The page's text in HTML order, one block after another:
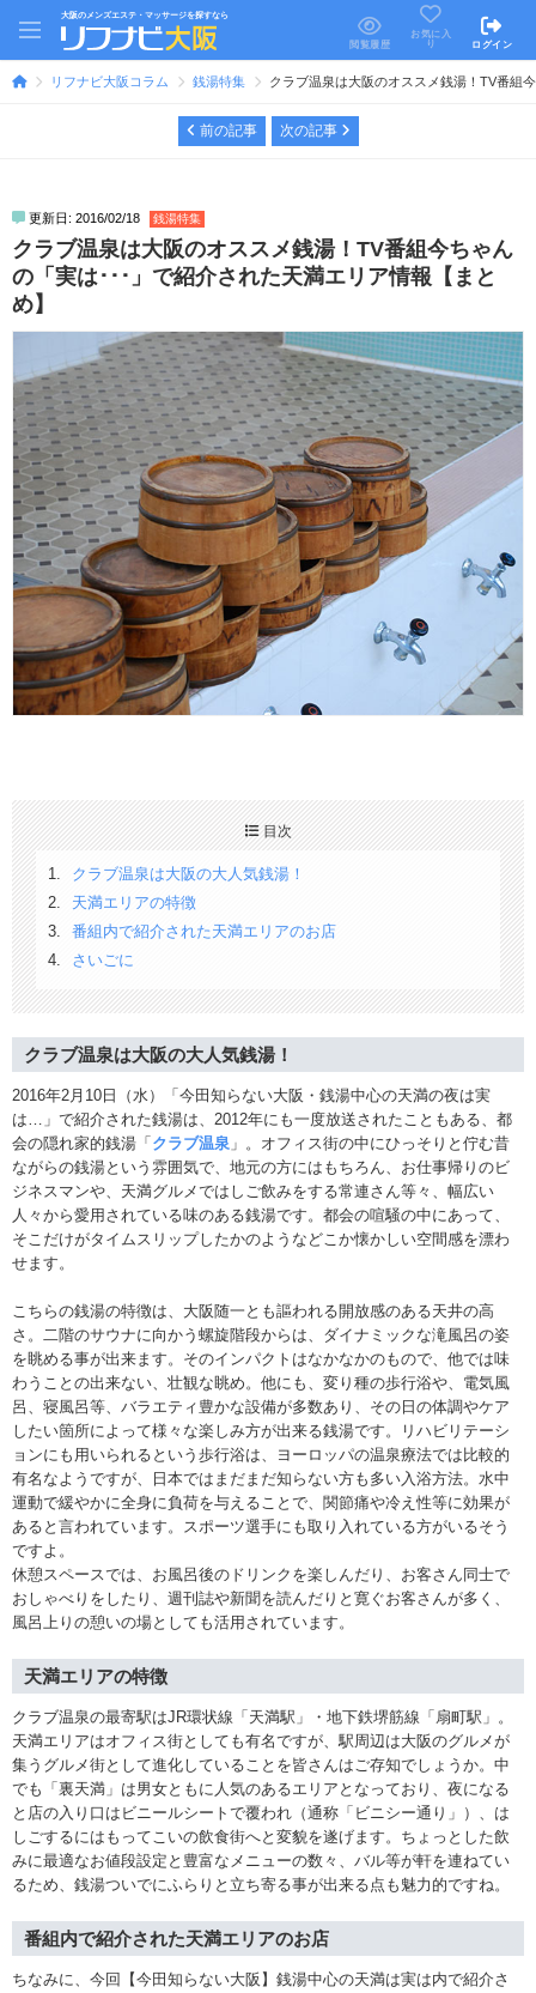
大阪のメンズエステ・マッサージを探すなら
閲覧履歴
お気に入
り
ログイン
リフナビ大阪コラム 銭湯特集 クラブ温泉は大阪のオススメ銭湯！TV番組
前の記事 次の記事
更新日: 2016/02/18 銭湯特集
クラブ温泉は大阪のオススメ銭湯！TV番組今ちゃん
の「実は･･･」で紹介された天満エリア情報【まと
め】
目次
クラブ温泉は大阪の大人気銭湯！
天満エリアの特徴
番組内で紹介された天満エリアのお店
さいごに
クラブ温泉は大阪の大人気銭湯！
2016年2月10日（水）「今田知らない大阪・銭湯中心の天満の夜は実
は…」で紹介された銭湯は、2012年にも一度放送されたこともある、都
会の隠れ家的銭湯「クラブ温泉 」。オフィス街の中にひっそりと佇む昔
ながらの銭湯という雰囲気で、地元の方にはもちろん、お仕事帰りのビ
ジネスマンや、天満グルメではしご飲みをする常連さん等々、幅広い
人々から愛用されている味のある銭湯です。都会の喧騒の中にあって、
そこだけがタイムスリップしたかのようなどこか懐かしい空間感を漂わ
せます。
こちらの銭湯の特徴は、大阪随一とも謳われる開放感のある天井の高
さ。二階のサウナに向かう螺旋階段からは、ダイナミックな滝風呂の姿
を眺める事が出来ます。そのインパクトはなかなかのもので、他では味
わうことの出来ない、壮観な眺め。他にも、変り種の歩行浴や、電気風
呂、寝風呂等、バラエティ豊かな設備が多数あり、その日の体調やケア
したい箇所によって様々な楽しみ方が出来る銭湯です。リハビリテーシ
ョンにも用いられるという歩行浴は、ヨーロッパの温泉療法では比較的
有名なようですが、日本ではまだまだ知らない方も多い入浴方法。水中
運動で緩やかに全身に負荷を与えることで、関節痛や冷え性等に効果が
あると言われています。スポーツ選手にも取り入れている方がいるそう
ですよ。
休憩スペースでは、お風呂後のドリンクを楽しんだり、お客さん同士で
おしゃべりをしたり、週刊誌や新聞を読んだりと寛ぐお客さんが多く、
風呂上りの憩いの場としても活用されています。
天満エリアの特徴
クラブ温泉の最寄駅はJR環状線「天満駅」・地下鉄堺筋線「扇町駅」。
天満エリアはオフィス街としても有名ですが、駅周辺は大阪のグルメが
集うグルメ街として進化していることを皆さんはご存知でしょうか。中
でも「裏天満」は男女ともに人気のあるエリアとなっており、夜になる
と店の入り口はビニールシートで覆われ（通称「ビニシー通り」）、は
しごするにはもってこいの飲食街へと変貌を遂げます。ちょっとした飲
みに最適なお値段設定と豊富なメニューの数々、バル等が軒を連ねてい
るため、銭湯ついでにふらりと立ち寄る事が出来る点も魅力的ですね。
番組内で紹介された天満エリアのお店
ちなみに、今回【今田知らない大阪】銭湯中心の天満は実は内で紹介さ